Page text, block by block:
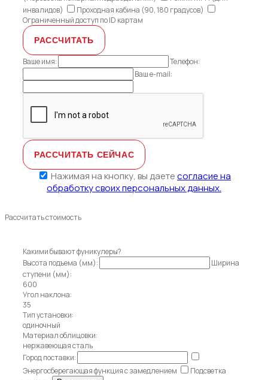
инвалидов)
Проходная кабина (90, 180 градусов)
Ограниченный доступ по ID картам
Ваше имя:
Телефон:
Ваш e-mail:
Нажимая на кнопку, вы даетесогласие на
обработку своих персональных данных.
Рассчитать стоимость
Какими бывают фуникулеры?
Высота подъема (мм):
Ширина
ступени (мм):
600
Угол наклона:
35
Тип установки:
одиночный
Материал облицовки:
нержавеющая сталь
Город поставки:
Энергосберегающая функция с замедлением
Подсветка